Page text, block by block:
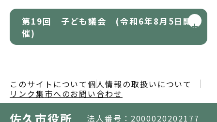
第19回 子ども議会 (令和6年8月5日開
催)
このサイトについて 個人情報の取扱いについて
リンク集市へのお問い合わせ
佐久市役所 法人番号：2000020202177